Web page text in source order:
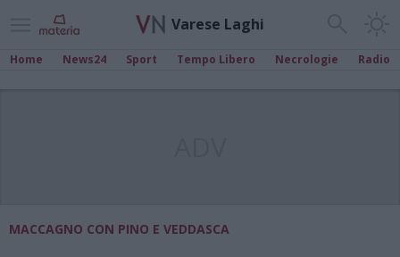
Varese Laghi
Home News24 Sport Tempo Libero Necrologie Radio
MACCAGNO CON PINO E VEDDASCA